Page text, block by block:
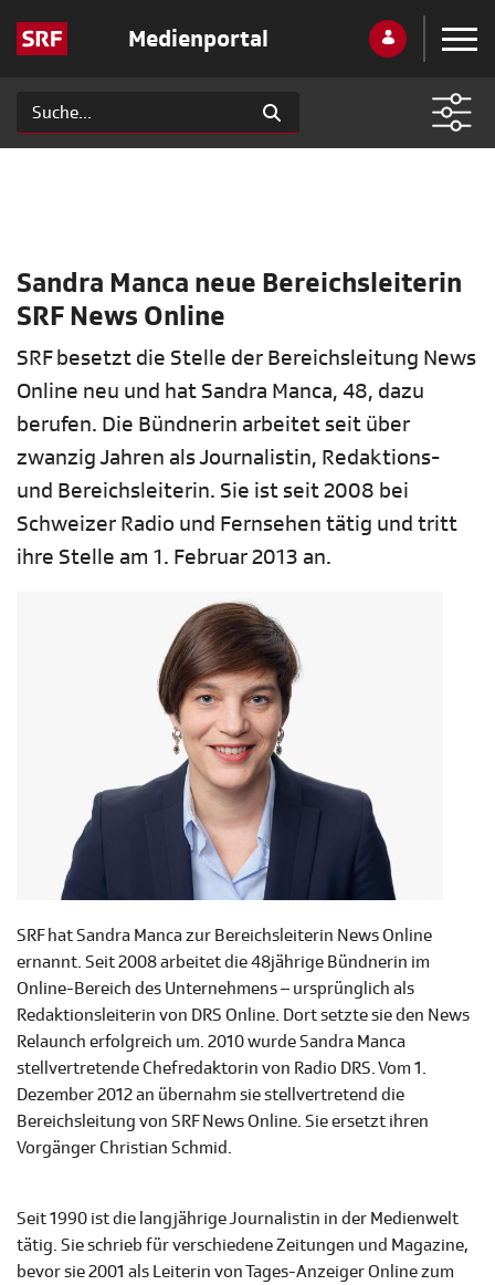
Medienportal
Sandra Manca neue Bereichsleiterin
SRF News Online
SRF besetzt die Stelle der Bereichsleitung News
Online neu und hat Sandra Manca, 48, dazu
berufen. Die Bündnerin arbeitet seit über
zwanzig Jahren als Journalistin, Redaktions-
und Bereichsleiterin. Sie ist seit 2008 bei
Schweizer Radio und Fernsehen tätig und tritt
ihre Stelle am 1. Februar 2013 an.
SRF hat Sandra Manca zur Bereichsleiterin News Online
ernannt. Seit 2008 arbeitet die 48jährige Bündnerin im
Online-Bereich des Unternehmens – ursprünglich als
Redaktionsleiterin von DRS Online. Dort setzte sie den News
Relaunch erfolgreich um. 2010 wurde Sandra Manca
stellvertretende Chefredaktorin von Radio DRS. Vom 1.
Dezember 2012 an übernahm sie stellvertretend die
Bereichsleitung von SRF News Online. Sie ersetzt ihren
Vorgänger Christian Schmid.
Seit 1990 ist die langjährige Journalistin in der Medienwelt
tätig. Sie schrieb für verschiedene Zeitungen und Magazine,
bevor sie 2001 als Leiterin von Tages-Anzeiger Online zum